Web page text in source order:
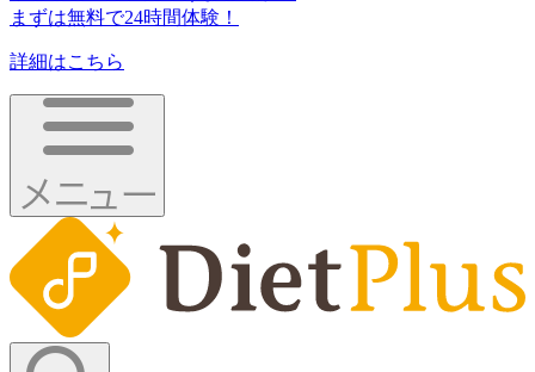
まずは無料で24時間体験！
詳細はこちら